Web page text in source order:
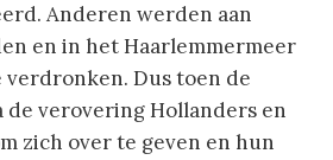
Anderen werden aan
en in het Haarlemmermeer
verdronken. Dus toen de
de verovering Hollanders en
zich over te geven en hun